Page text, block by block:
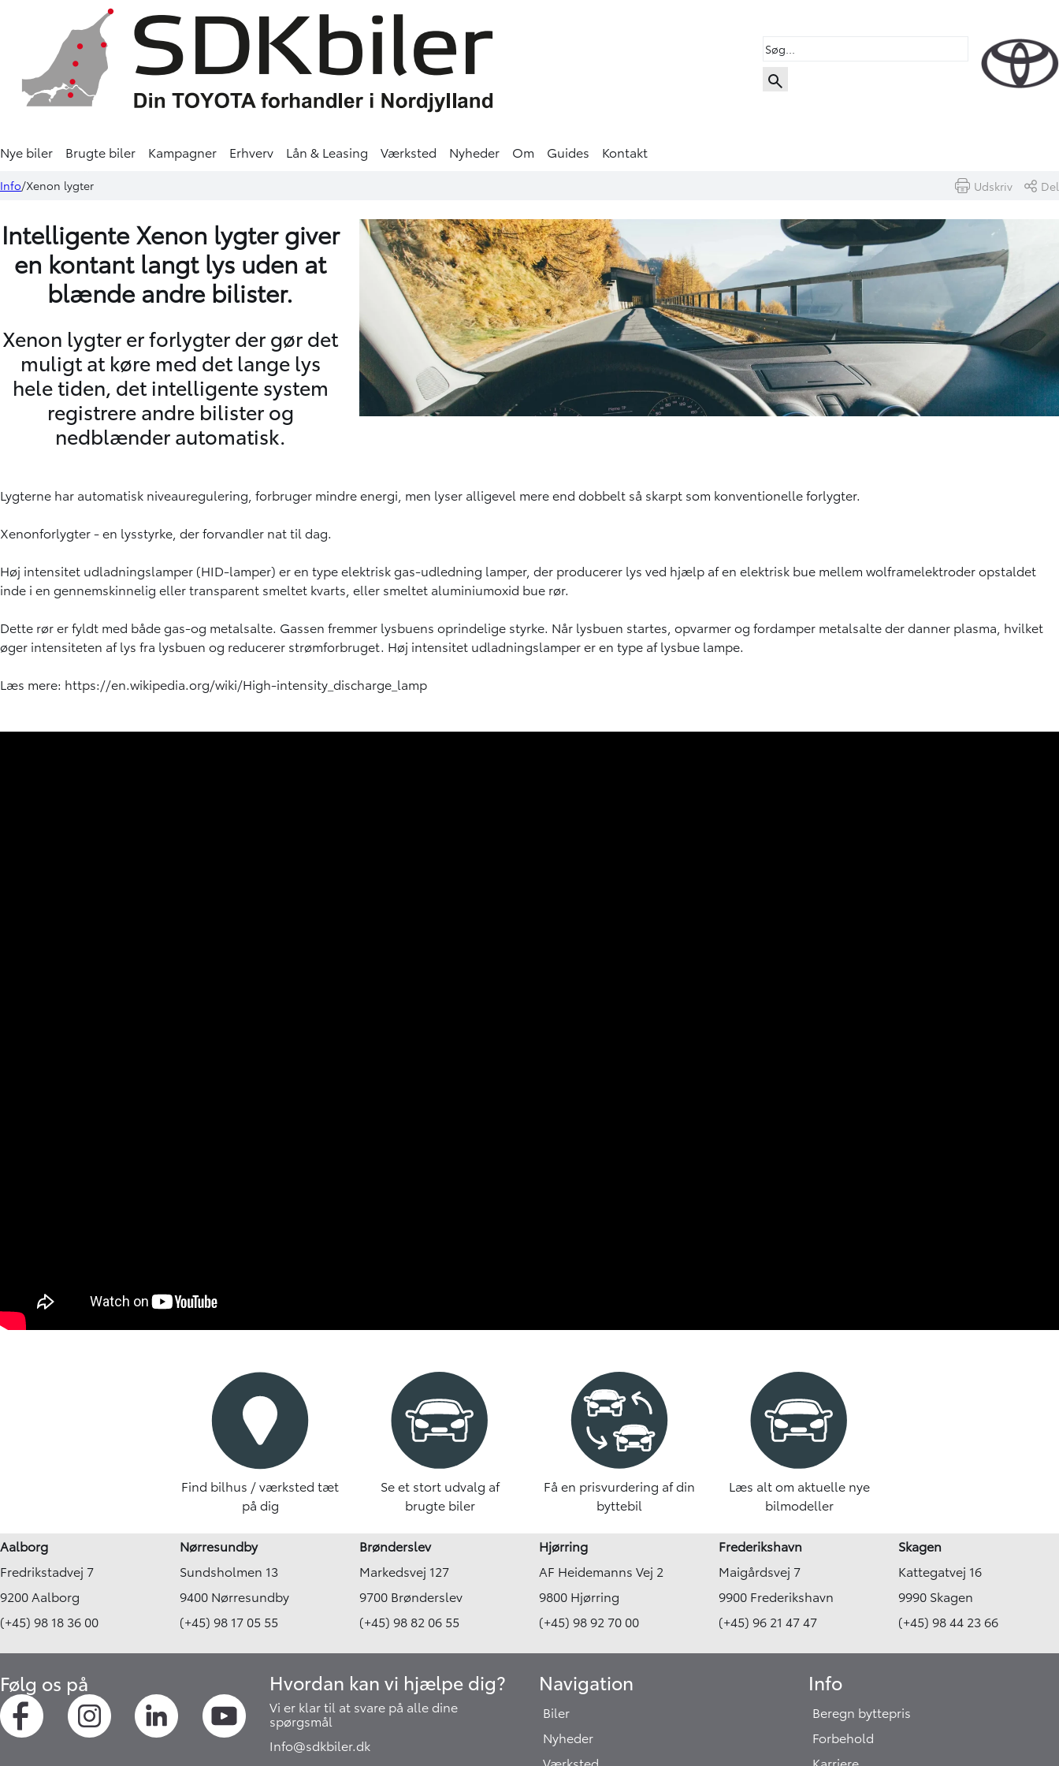
Nye biler Brugte biler Kampagner Erhverv Lån & Leasing Værksted Nyheder Om Guides Kontakt
Info Xenon lygter Udskriv Del
Intelligente Xenon lygter giver
en kontant langt lys uden at
blænde andre bilister.
Xenon lygter er forlygter der gør det
muligt at køre med det lange lys
hele tiden, det intelligente system
registrere andre bilister og
nedblænder automatisk.
Lygterne har automatisk niveauregulering, forbruger mindre energi, men lyser alligevel mere end dobbelt så skarpt som konventionelle forlygter.
Xenonforlygter - en lysstyrke, der forvandler nat til dag.
Høj intensitet udladningslamper (HID-lamper) er en type elektrisk gas-udledning lamper, der producerer lys ved hjælp af en elektrisk bue mellem wolframelektroder opstaldet
inde i en gennemskinnelig eller transparent smeltet kvarts, eller smeltet aluminiumoxid bue rør.
Dette rør er fyldt med både gas-og metalsalte. Gassen fremmer lysbuens oprindelige styrke. Når lysbuen startes, opvarmer og fordamper metalsalte der danner plasma, hvilket
øger intensiteten af lys fra lysbuen og reducerer strømforbruget. Høj intensitet udladningslamper er en type af lysbue lampe.
Læs mere: https://en.wikipedia.org/wiki/High-intensity_discharge_lamp
Find bilhus / værksted tæt
på dig
Se et stort udvalg af
brugte biler
Få en prisvurdering af din
byttebil
Læs alt om aktuelle nye
bilmodeller
Aalborg
Fredrikstadvej 7
9200 Aalborg
(+45) 98 18 36 00
Nørresundby
Sundsholmen 13
9400 Nørresundby
(+45) 98 17 05 55
Brønderslev
Markedsvej 127
9700 Brønderslev
(+45) 98 82 06 55
Hjørring
AF Heidemanns Vej 2
9800 Hjørring
(+45) 98 92 70 00
Frederikshavn
Maigårdsvej 7
9900 Frederikshavn
(+45) 96 21 47 47
Skagen
Kattegatvej 16
9990 Skagen
(+45) 98 44 23 66
Følg os på Hvordan kan vi hjælpe dig?
Vi er klar til at svare på alle dine
spørgsmål
Info@sdkbiler.dk
Navigation
Biler
Nyheder
Info
Beregn byttepris
Forbehold